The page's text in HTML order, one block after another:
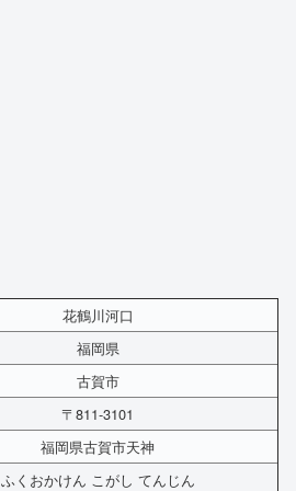
花鶴川河口
福岡県
古賀市
〒811-3101
福岡県古賀市天神
ふくおかけん こがし てんじん